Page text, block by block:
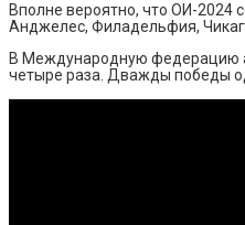
Вполне вероятно, что ОИ-2024
Анджелес, Филадельфия,
В Международную федерацию
четыре раза. Дважды победы